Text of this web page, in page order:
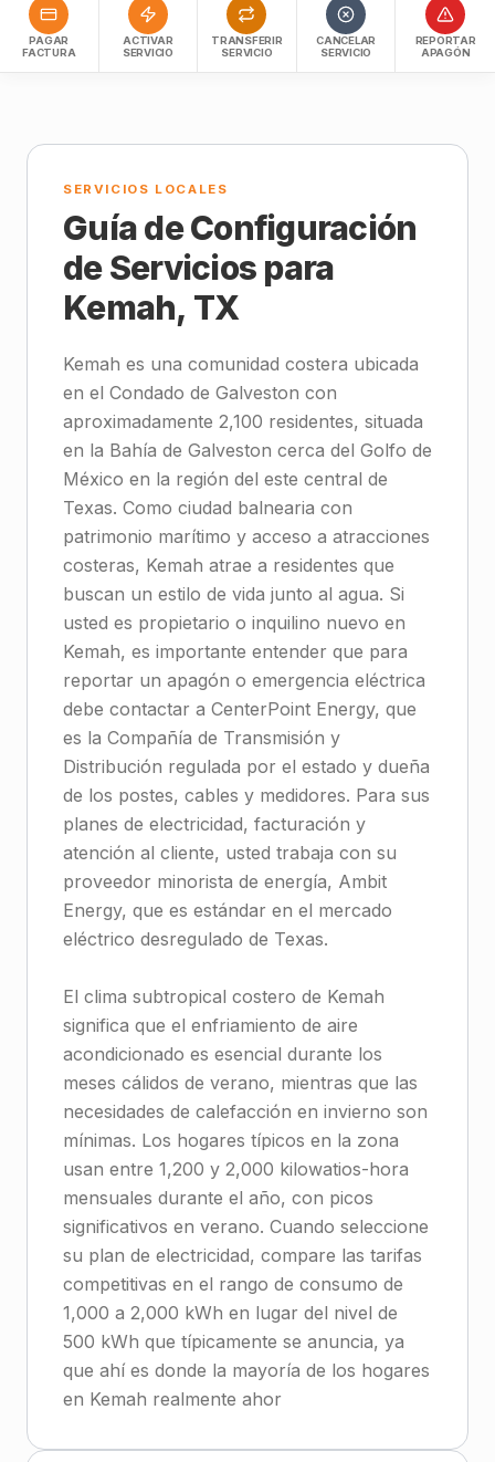
PAGAR
FACTURA
ACTIVAR
SERVICIO
TRANSFERIR
SERVICIO
CANCELAR
SERVICIO
REPORTAR
APAGÓN
SERVICIOS LOCALES
Guía de Configuración
de Servicios para
Kemah, TX
Kemah es una comunidad costera ubicada
en el Condado de Galveston con
aproximadamente 2,100 residentes, situada
en la Bahía de Galveston cerca del Golfo de
México en la región del este central de
Texas. Como ciudad balnearia con
patrimonio marítimo y acceso a atracciones
costeras, Kemah atrae a residentes que
buscan un estilo de vida junto al agua. Si
usted es propietario o inquilino nuevo en
Kemah, es importante entender que para
reportar un apagón o emergencia eléctrica
debe contactar a CenterPoint Energy, que
es la Compañía de Transmisión y
Distribución regulada por el estado y dueña
de los postes, cables y medidores. Para sus
planes de electricidad, facturación y
atención al cliente, usted trabaja con su
proveedor minorista de energía, Ambit
Energy, que es estándar en el mercado
eléctrico desregulado de Texas.
El clima subtropical costero de Kemah
significa que el enfriamiento de aire
acondicionado es esencial durante los
meses cálidos de verano, mientras que las
necesidades de calefacción en invierno son
mínimas. Los hogares típicos en la zona
usan entre 1,200 y 2,000 kilowatios-hora
mensuales durante el año, con picos
significativos en verano. Cuando seleccione
su plan de electricidad, compare las tarifas
competitivas en el rango de consumo de
1,000 a 2,000 kWh en lugar del nivel de
500 kWh que típicamente se anuncia, ya
que ahí es donde la mayoría de los hogares
en Kemah realmente ahor